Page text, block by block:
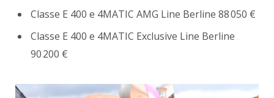
Classe E 400 e 4MATIC AMG Line Berline 88 050 €
Classe E 400 e 4MATIC Exclusive Line Berline
90 200 €